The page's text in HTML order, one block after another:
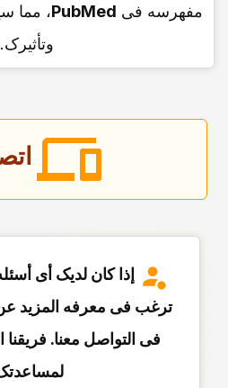
مفهرسه فی PubMed، مما
وتأثیرک.
إذا کان لدیک أی
ترغب فی معرفه المزید عن
فی التواصل معنا.